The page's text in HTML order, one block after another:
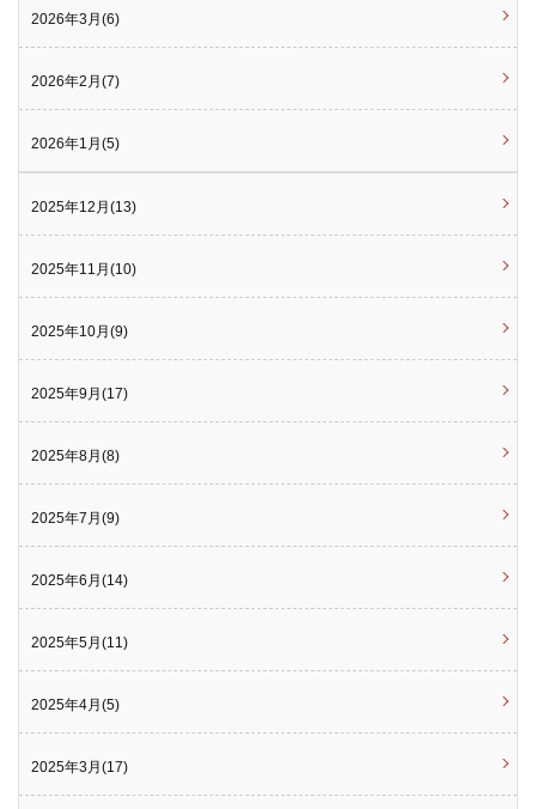
2026年3月(6)
2026年2月(7)
2026年1月(5)
2025年12月(13)
2025年11月(10)
2025年10月(9)
2025年9月(17)
2025年8月(8)
2025年7月(9)
2025年6月(14)
2025年5月(11)
2025年4月(5)
2025年3月(17)